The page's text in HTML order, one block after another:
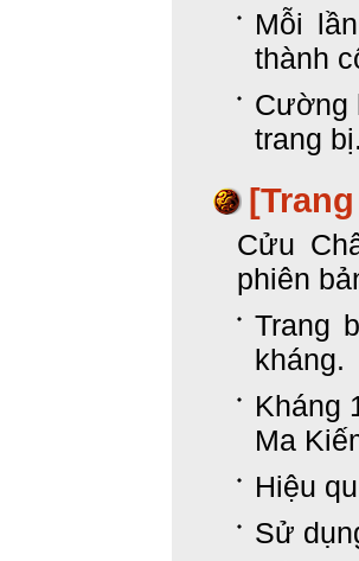
Mỗi
thành
Cường
trang
Cửu
phiên
Trang
kháng.
Kháng
Ma
Hiệu
Sử